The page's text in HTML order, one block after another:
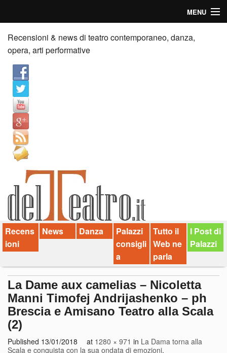
MENU
Home
Recensioni
Anticipazioni
News
Palazzi consiglia
Video
Chi siamo
Contatti
dT in English
Recensioni & news di teatro contemporaneo, danza,
opera, arti performative
Recens
ioni
News Danza
Palazzi
consigli
a
Tutto il
Web ne
parla
I Post di
Palazzi
La Dame aux camelias – Nicoletta
Manni Timofej Andrijashenko – ph
Brescia e Amisano Teatro alla Scala
(2)
Published 13/01/2018 at 1280 × 971 in La Dama torna alla
Scala e conquista con la sua ondata di emozioni.